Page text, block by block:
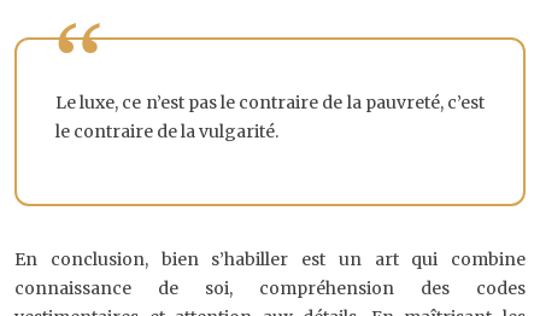
Le luxe, ce n’est pas le contraire de la pauvreté, c’est
le contraire de la vulgarité.
En conclusion, bien s’habiller est un art qui combine
connaissance de soi, compréhension des codes